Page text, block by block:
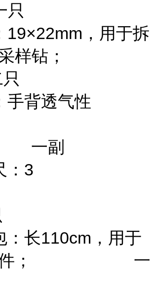
19×22mm，用于拆
装采样钻；
手背透气性
；
：3
：长110cm，用于
部件； 一